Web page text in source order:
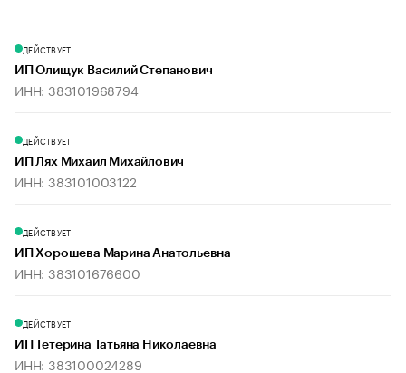
ДЕЙСТВУЕТ
ИП Олищук Василий Степанович
ИНН: 383101968794
ДЕЙСТВУЕТ
ИП Лях Михаил Михайлович
ИНН: 383101003122
ДЕЙСТВУЕТ
ИП Хорошева Марина Анатольевна
ИНН: 383101676600
ДЕЙСТВУЕТ
ИП Тетерина Татьяна Николаевна
ИНН: 383100024289